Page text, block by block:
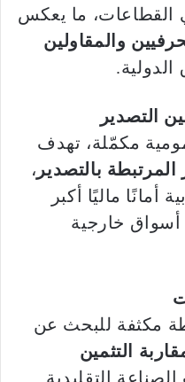
القطاعات، ما يعكس
والمقاولين
التصدير
مكمّلة، تهدف
بالتصدير ،
أمانًا ماليًا أكبر
أسواق خارجية
مكثفة للبحث عن
التثمين
التقليدية